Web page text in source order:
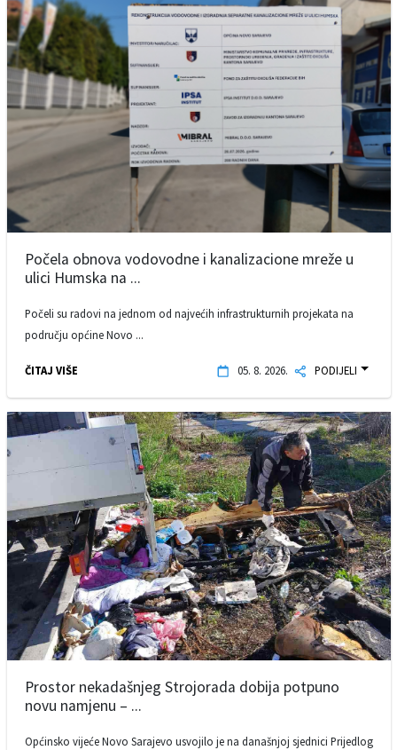
Počela obnova vodovodne i kanalizacione mreže u
ulici Humska na ...
Počeli su radovi na jednom od najvećih infrastrukturnih projekata na
području općine Novo ...
ČITAJ VIŠE 05. 8. 2026. PODIJELI
Prostor nekadašnjeg Strojorada dobija potpuno
novu namjenu – ...
Općinsko vijeće Novo Sarajevo usvojilo je na današnjoj sjednici Prijedlog